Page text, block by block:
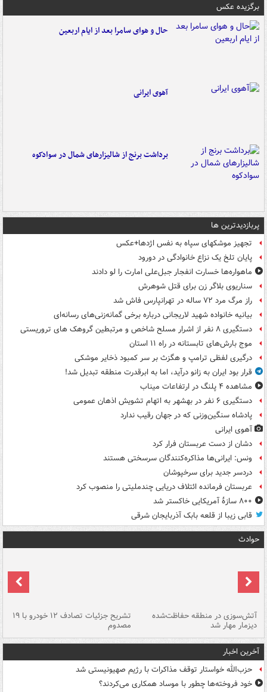
برگزیده عکس
حال و هوای سامرا بعد از ایام اربعین
آهوی ایرانی
برداشت برنج از شالیزارهای شمال در سوادکوه
پربازدیدترین ها
تجهیز موشکهای سپاه به نفس اژدها+عکس
پایان تلخ یک نزاع خانوادگی در دورود
ماهواره‌ها خسارت انفجار جبل‌علی امارت را لو دادند
سناریوی بلاگر زن برای قتل شوهرش
راز مرگ مرد ۷۲ ساله در تهرانپارس فاش شد
بیانیه خانواده شهید لاریجانی درباره برخی گمانه‌زنی‌های رسانه‌ای
دستگیری ۸ نفر از اشرار مسلح شاخص و مرتبطین گروهک های تروریستی
موج بارش‌های تابستانه در راه ۱۱ استان
درگیری لفظی ترامپ و هگزث بر سر کمبود ذخایر موشکی
قرار بود ایران به زانو درآید، اما به ابرقدرت منطقه تبدیل شد!
مشاهده ۴ پلنگ در ارتفاعات میناب
دستگیری ۶ نفر در بهشهر به اتهام تشویش اذهان عمومی
پادشاه سنگین‌وزنی که در جهان رقیب ندارد
آهوی ایرانی
دشان از دست عربستان فرار کرد
ونس: ایرانی‌ها مذاکره‌کنندگان سرسختی هستند
دردسر جدید برای سرخپوشان
عربستان فرمانده ائتلاف دریایی چندملیتی را منصوب کرد
۸۰۰ سازۀ آمریکایی خاکستر شد
قابی زیبا از قلعه بابک آذربایجان شرقی
حوادث
آتش‌سوزی در منطقه حفاظت‌شده
دیزمار مهار شد
تشریح جزئیات تصادف ۱۲ خودرو با ۱۹
مصدوم
آخرین اخبار
حزب‌الله خواستار توقف مذاکرات با رژیم صهیونیستی شد
خود فروخته‌ها چطور با موساد همکاری می‌کردند؟